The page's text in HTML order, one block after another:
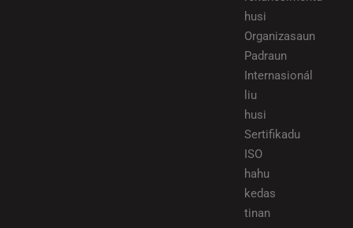
husi
Organizasaun
Padraun
Internasionál
liu
husi
Sertifikadu
ISO
hahu
kedas
tinan